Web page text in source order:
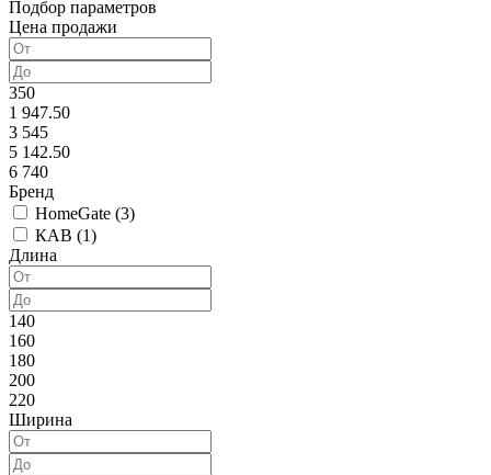
Подбор параметров
Цена продажи
350
1 947.50
3 545
5 142.50
6 740
Бренд
HomeGate (3)
КАВ (1)
Длина
140
160
180
200
220
Ширина